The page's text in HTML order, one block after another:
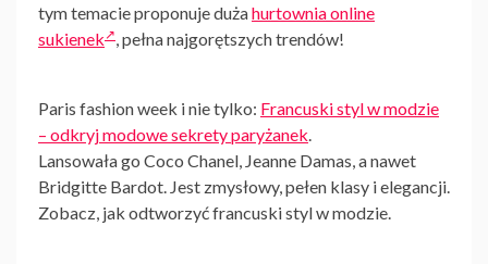
tym temacie proponuje dużahurtownia online
sukienek
, pełna najgorętszych trendów!
Paris fashion week i nie tylko: Francuski styl w modzie
– odkryj modowe sekrety paryżanek.
Lansowała go Coco Chanel, Jeanne Damas, a nawet
Bridgitte Bardot. Jest zmysłowy, pełen klasy i elegancji.
Zobacz, jak odtworzyć francuski styl w modzie.